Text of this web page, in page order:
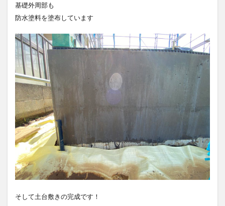
基礎外周部も
防水塗料を塗布しています
そして土台敷きの完成です！